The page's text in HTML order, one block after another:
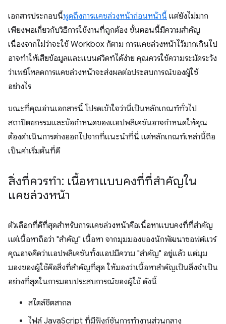
เอกสารประกอบนี้พูดถึงการแคชล่วงหน้าก่อนหน้านี้ แต่ยังไม่มาก
เพียงพอเกี่ยวกับวิธีการใช้งานที่ถูกต้อง ขั้นตอนนี้มีความสำคัญ
เนื่องจากไม่ว่าจะใช้ Workbox ก็ตาม การแคชล่วงหน้าไว้มากเกินไป
อาจทำให้เสียข้อมูลและแบนด์วิดท์ได้ง่าย คุณควรใช้ความระมัดระวัง
ว่าเพย์โหลดการแคชล่วงหน้าจะส่งผลต่อประสบการณ์ของผู้ใช้
อย่างไร
ขณะที่คุณอ่านเอกสารนี้ โปรดเข้าใจว่านี่เป็นหลักเกณฑ์ทั่วไป
สถาปัตยกรรมและข้อกำหนดของแอปพลิเคชันอาจกำหนดให้คุณ
ต้องดำเนินการต่างออกไปจากที่แนะนำที่นี่ แต่หลักเกณฑ์เหล่านี้ถือ
เป็นค่าเริ่มต้นที่ดี
สิ่งที่ควรทำ: เนื้อหาแบบคงที่ที่สำคัญใน
แคชล่วงหน้า
ตัวเลือกที่ดีที่สุดสำหรับการแคชล่วงหน้าคือเนื้อหาแบบคงที่ที่สำคัญ
แต่เนื้อหาถือว่า "สำคัญ" เนื้อหา จากมุมมองของนักพัฒนาซอฟต์แวร์
คุณอาจคิดว่าแอปพลิเคชันทั้งแอปมีความ "สำคัญ" อยู่แล้ว แต่มุม
มองของผู้ใช้คือสิ่งที่สำคัญที่สุด ให้มองว่าเนื้อหาสำคัญเป็นสิ่งจำเป็น
อย่างที่สุดในการมอบประสบการณ์ของผู้ใช้ ดังนี้
สไตล์ชีตสากล
ไฟล์ JavaScript ที่มีฟังก์ชันการทำงานส่วนกลาง